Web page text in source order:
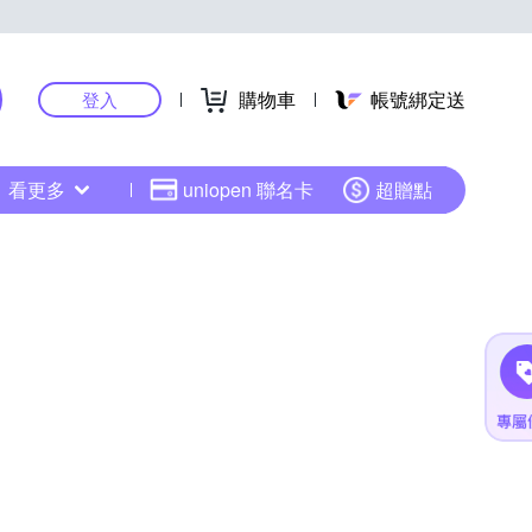
登入 購物車 帳號綁定送
看更多 uniopen 聯名卡 超贈點